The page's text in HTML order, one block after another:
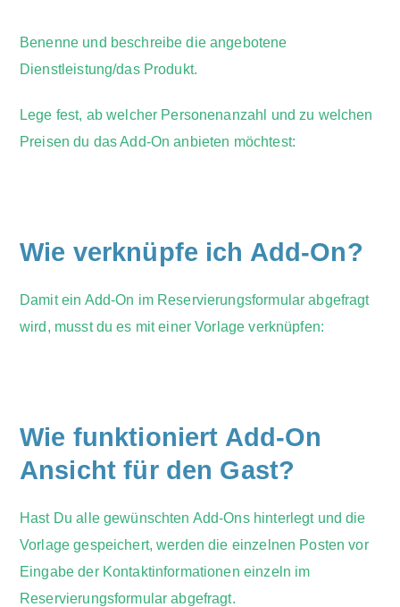
Benenne und beschreibe die angebotene
Dienstleistung/das Produkt.
Lege fest, ab welcher Personenanzahl und zu welchen
Preisen du das Add-On anbieten möchtest:
Wie verknüpfe ich Add-On?
Damit ein Add-On im Reservierungsformular abgefragt
wird, musst du es mit einer Vorlage verknüpfen:
Wie funktioniert Add-On
Ansicht für den Gast?
Hast Du alle gewünschten Add-Ons hinterlegt und die
Vorlage gespeichert, werden die einzelnen Posten vor
Eingabe der Kontaktinformationen einzeln im
Reservierungsformular abgefragt.